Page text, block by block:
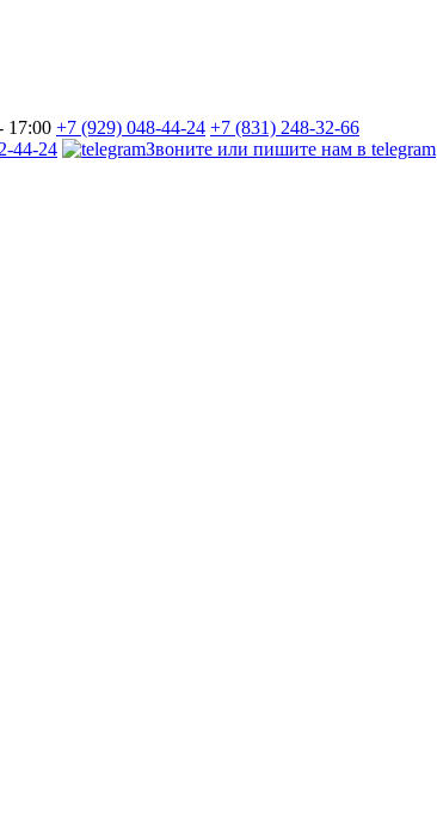
17:00 +7 (929) 048-44-24 +7 (831) 248-32-66
44-24
Звоните или пишите нам в telegram